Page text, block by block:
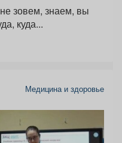
зовем, знаем, вы
куда...
Медицина и здоровье